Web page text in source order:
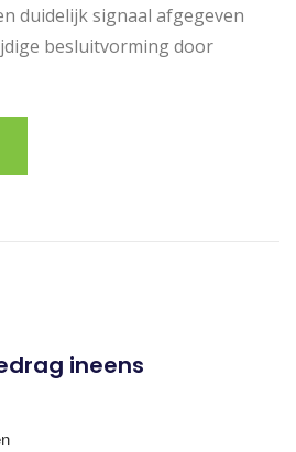
duidelijk signaal afgegeven
besluitvorming door
ineens